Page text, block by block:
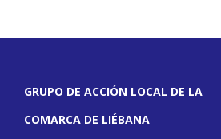
GRUPO DE ACCIÓN LOCAL DE LA
COMARCA DE LIÉBANA